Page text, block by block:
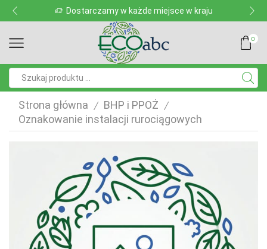
Dostarczamy w każde miejsce w kraju
0
Strona główna / BHP i PPOŻ /
Oznakowanie instalacji rurociągowych